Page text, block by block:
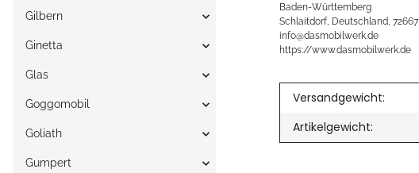
Baden-Württemberg
Schlaitdorf, Deutschland, 72667
info@dasmobilwerk.de
https://www.dasmobilwerk.de
Versandgewicht:
Artikelgewicht:
Gilbern
Ginetta
Glas
Goggomobil
Goliath
Gumpert